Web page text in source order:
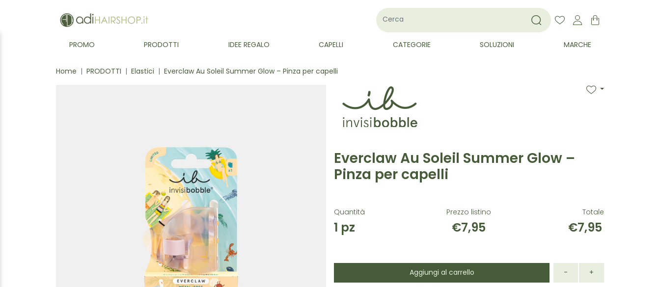
PROMO PRODOTTI IDEE REGALO CAPELLI CATEGORIE SOLUZIONI MARCHE
Home PRODOTTI Elastici Everclaw Au Soleil Summer Glow – Pinza per capelli
Everclaw Au Soleil Summer Glow –
Pinza per capelli
Quantità
1 pz
Prezzo listino
€7,95
Totale
€7,95
Aggiungi al carrello - +